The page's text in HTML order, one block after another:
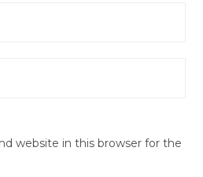
website in this browser for the